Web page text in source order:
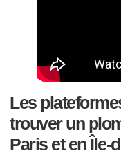
Les
trouver un
Paris et en Île-